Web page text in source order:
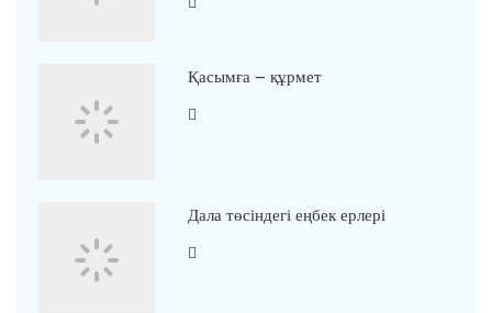
Қасымға – құрмет
Дала төсіндегі еңбек ерлері